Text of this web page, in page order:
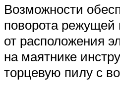
Возможности
поворота режущей
от расположения
на маятнике
торцевую пилу с